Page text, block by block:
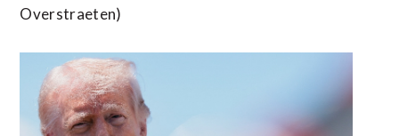
Overstraeten)